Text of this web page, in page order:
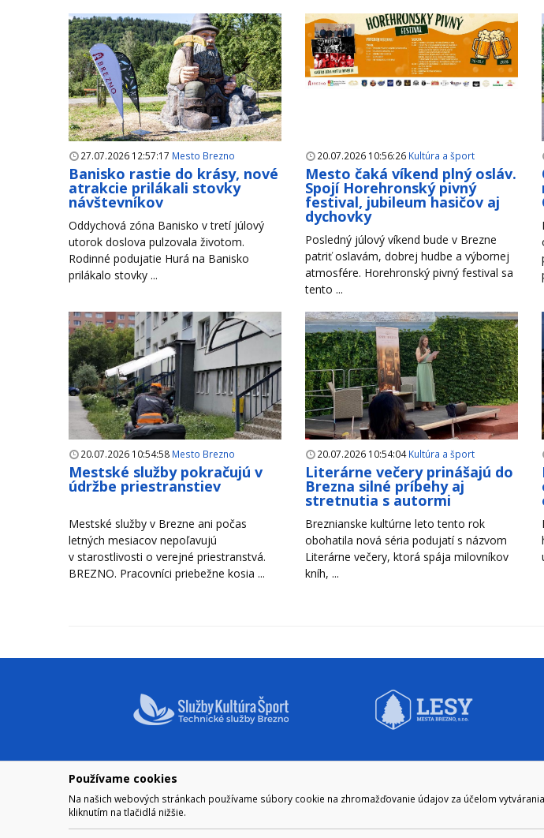
Používame cookies
Na našich webových stránkach používame súbory cookie na zhromažďovanie údajov za účelom
kliknutím na tlačidlá nižšie.
27.07.2026 12:57:17 Mesto Brezno
Banisko rastie do krásy, nové
atrakcie prilákali stovky
návštevníkov
Oddychová zóna Banisko v tretí júlový
utorok doslova pulzovala životom.
Rodinné podujatie Hurá na Banisko
prilákalo stovky ...
20.07.2026 10:56:26 Kultúra a šport
Mesto čaká víkend plný osláv.
Spojí Horehronský pivný
festival, jubileum hasičov aj
dychovky
Posledný júlový víkend bude v Brezne
patriť oslavám, dobrej hudbe a výbornej
atmosfére. Horehronský pivný festival sa
tento ...
20.07.2026 10:54:58 Mesto Brezno
Mestské služby pokračujú v
údržbe priestranstiev
Mestské služby v Brezne ani počas
letných mesiacov nepoľavujú
v starostlivosti o verejné priestranstvá.
BREZNO. Pracovníci priebežne kosia ...
20.07.2026 10:54:04Kultúra a šport
Literárne večery prinášajú do
Brezna silné príbehy aj
stretnutia s autormi
Breznianske kultúrne leto tento rok
obohatila nová séria podujatí s názvom
Literárne večery, ktorá spája milovníkov
kníh, ...
NAVIGÁCIA
Mesto Brezno
Samospráva
OTVÁRACIE HODINY:
Pre zobrazenie kliknite tu: